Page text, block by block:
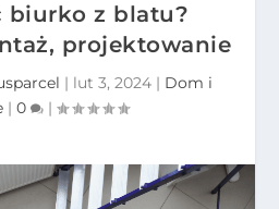
biurko z blatu?
projektowanie
| lut 3, 2024 | Dom i
| 0 |